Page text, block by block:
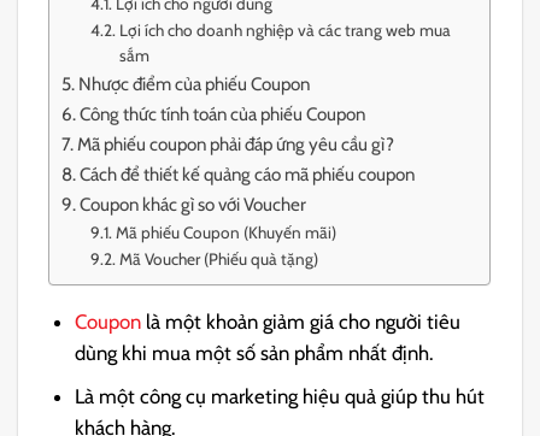
Lợi ích cho doanh nghiệp và các trang web mua
sắm
Nhược điểm của phiếu Coupon
Công thức tính toán của phiếu Coupon
Mã phiếu coupon phải đáp ứng yêu cầu gì?
Cách để thiết kế quảng cáo mã phiếu coupon
Coupon khác gì so với Voucher
Mã phiếu Coupon (Khuyến mãi)
Mã Voucher (Phiếu quà tặng)
Coupon là một khoản giảm giá cho người tiêu
dùng khi mua một số sản phẩm nhất định.
Là một công cụ marketing hiệu quả giúp thu hút
khách hàng.